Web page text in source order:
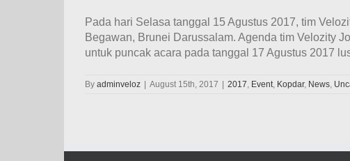
Pada hari Selasa tanggal 15 Agustus 2017, tim
Begawan, Brunei Darussalam. Agenda tim Velozity
untuk puncak acara pada tanggal 17 Agustus 2017
By adminveloz August 15th, 2017 2017, Event, Kopdar, News,